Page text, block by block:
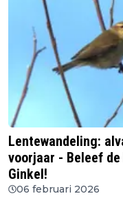
Lentewandeling:
voorjaar - Beleef
Ginkel!
06 februari 2026